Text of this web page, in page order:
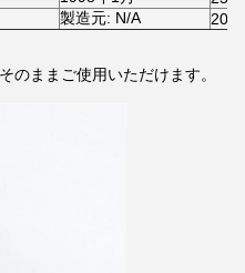
製造元: N/A 2000
のままご使用いただけます。